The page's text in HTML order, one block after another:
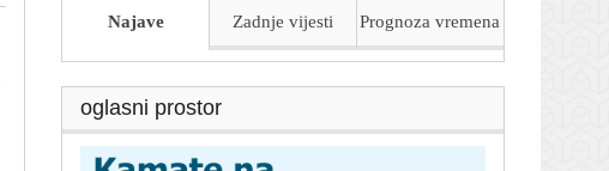
Najave Zadnje vijesti Prognoza vremena
oglasni prostor